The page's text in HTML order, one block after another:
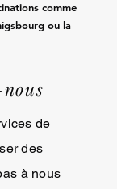
comme
ou la
de
des
à nous